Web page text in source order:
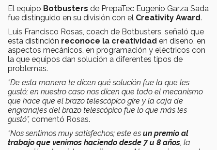
El equipo Botbusters de PrepaTec Eugenio Garza Sada
fue distinguido en su división con el Creativity Award.
Luis Francisco Rosas, coach de Botbusters, señaló que
esta distinción reconoce la creatividad en diseño, en
aspectos mecánicos, en programación y eléctricos con
la que equipos dan solución a diferentes tipos de
problemas.
“De esta manera te dicen qué solución fue la que les
gustó; en nuestro caso nos dicen que todo el mecanismo
que hace que el brazo telescópico gire y la caja de
engranajes del brazo telescópico fue lo que más les
gustó”, comentó Rosas.
“Nos sentimos muy satisfechos; este es un premio al
trabajo que venimos haciendo desde 7 u 8 años, la